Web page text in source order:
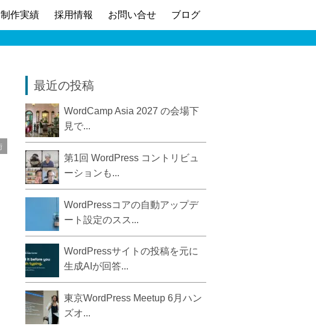
制作実績 採用情報 お問い合せ ブログ
最近の投稿
WordCamp Asia 2027 の会場下
見で...
第1回 WordPress コントリビュ
ーションも...
WordPressコアの自動アップデ
ート設定のスス...
WordPressサイトの投稿を元に
生成AIが回答...
東京WordPress Meetup 6月ハン
ズオ...